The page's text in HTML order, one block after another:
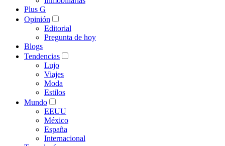
Plus G
Opinión
Editorial
Pregunta de hoy
Blogs
Tendencias
Lujo
Viajes
Moda
Estilos
Mundo
EEUU
México
España
Internacional